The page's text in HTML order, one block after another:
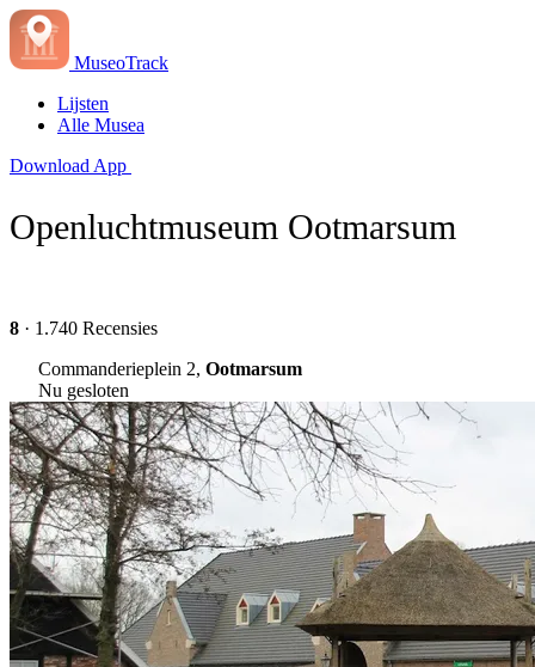
MuseoTrack
Lijsten
Alle Musea
Download App
Openluchtmuseum Ootmarsum
8 · 1.740 Recensies
Commanderieplein 2, Ootmarsum
Nu gesloten